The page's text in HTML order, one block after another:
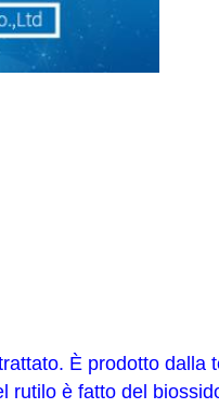
È prodotto dalla
rutilo è fatto del